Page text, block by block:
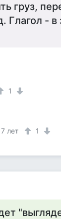
груз,
Глагол -
1
7 лет 1